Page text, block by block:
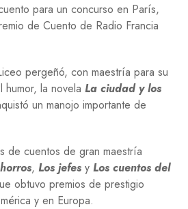
para un concurso en París,
de Cuento de Radio Francia
pergeñó, con maestría para su
la novela La ciudad y los
un manojo importante de
de cuentos de gran maestría
, Los jefes y Los cuentos del
obtuvo premios de prestigio
y en Europa.